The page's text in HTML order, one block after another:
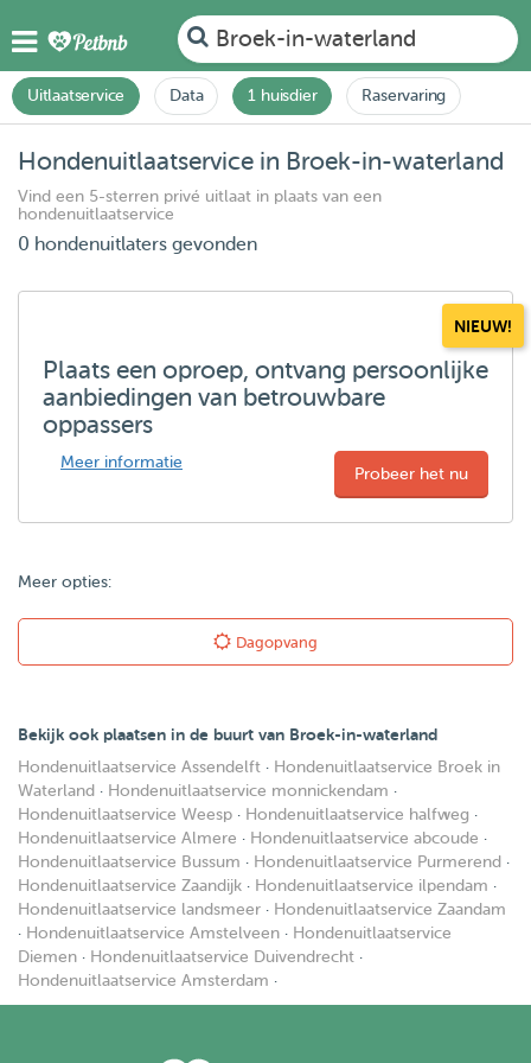
Broek-in-waterland
Uitlaatservice Data 1 huisdier Raservaring
Hondenuitlaatservice in Broek-in-waterland
Vind een 5-sterren privé uitlaat in plaats van een
hondenuitlaatservice
0 hondenuitlaters gevonden
NIEUW!
Plaats een oproep, ontvang persoonlijke
aanbiedingen van betrouwbare
oppassers
Meer informatie
Probeer het nu
Meer opties:
Dagopvang
Bekijk ook plaatsen in de buurt van Broek-in-waterland
Hondenuitlaatservice Assendelft · Hondenuitlaatservice Broek in
Waterland · Hondenuitlaatservice monnickendam ·
Hondenuitlaatservice Weesp · Hondenuitlaatservice halfweg ·
Hondenuitlaatservice Almere · Hondenuitlaatservice abcoude ·
Hondenuitlaatservice Bussum · Hondenuitlaatservice Purmerend ·
Hondenuitlaatservice Zaandijk · Hondenuitlaatservice ilpendam ·
Hondenuitlaatservice landsmeer · Hondenuitlaatservice Zaandam
· Hondenuitlaatservice Amstelveen · Hondenuitlaatservice
Diemen · Hondenuitlaatservice Duivendrecht ·
Hondenuitlaatservice Amsterdam ·